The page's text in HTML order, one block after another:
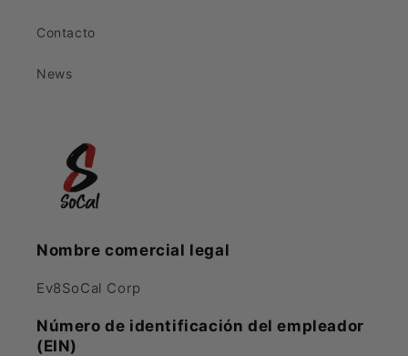
Contacto
News
Nombre comercial legal
Ev8SoCal Corp
Número de identificación del empleador
(EIN)